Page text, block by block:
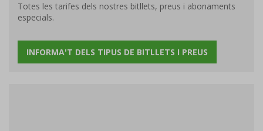
Totes les tarifes dels nostres bitllets, preus i abonaments
especials.
INFORMA'T DELS TIPUS DE BITLLETS I PREUS